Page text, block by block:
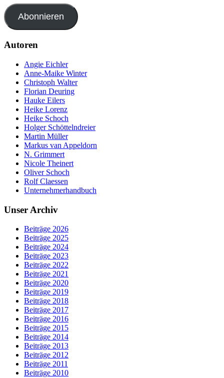
Abonnieren
Autoren
Angie Eichler
Anne-Maike Winter
Christoph Walter
Florian Deuring
Hauke Eilers
Heike Lorenz
Heike Schoch
Holger Schöttelndreier
Martin Müller
Markus van Appeldorn
N. Grimmert
Nicole Theinert
Oliver Schoch
Rolf Claessen
Unternehmerhandbuch
Unser Archiv
Beiträge 2026
Beiträge 2025
Beiträge 2024
Beiträge 2023
Beiträge 2022
Beiträge 2021
Beiträge 2020
Beiträge 2019
Beiträge 2018
Beiträge 2017
Beiträge 2016
Beiträge 2015
Beiträge 2014
Beiträge 2013
Beiträge 2012
Beiträge 2011
Beiträge 2010